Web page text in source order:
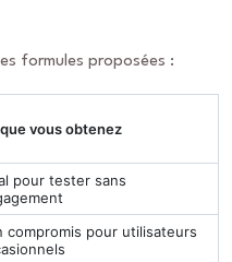
formules proposées :
vous obtenez
pour tester sans
compromis pour utilisateurs